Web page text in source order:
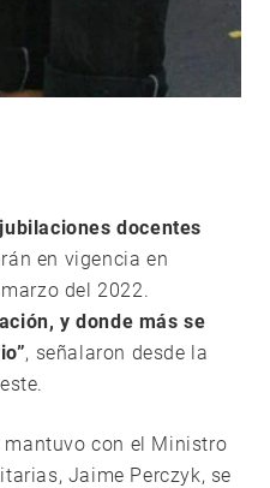
docentes
en vigencia en
del 2022.
y donde más se
, señalaron desde la
mantuvo con el Ministro
Jaime Perczyk, se